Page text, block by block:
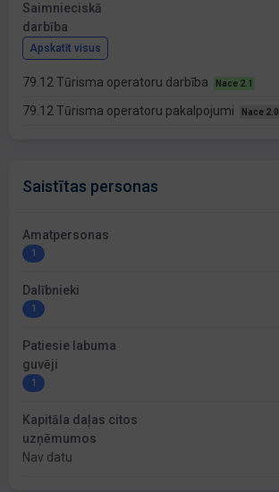
Saimnieciskā
darbība
Apskatīt visus
79.12 Tūrisma operatoru darbība Nace 2.1
79.12 Tūrisma operatoru pakalpojumi Nace 2.0
Saistītas personas
Amatpersonas
1
Dalībnieki
1
Patiesie labuma
guvēji
1
Kapitāla daļas citos
uzņēmumos
Nav datu